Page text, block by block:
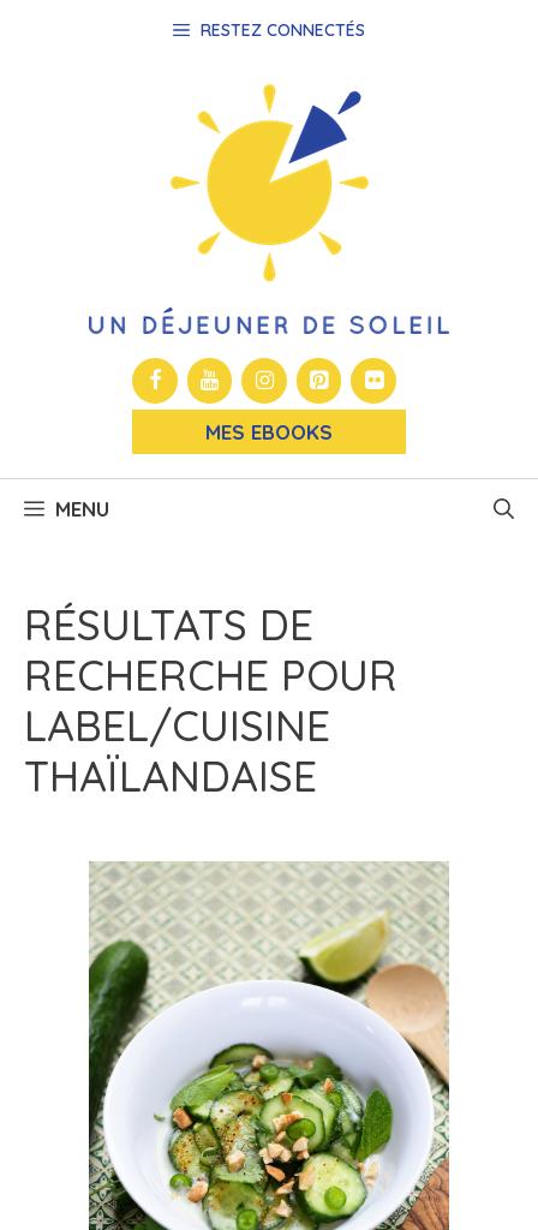
RESTEZ CONNECTÉS
MES EBOOKS
MENU
RÉSULTATS DE
RECHERCHE POUR
LABEL/CUISINE
THAÏLANDAISE